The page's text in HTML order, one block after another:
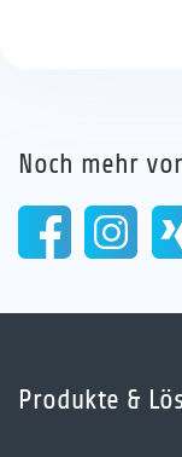
Noch mehr
Produkte &